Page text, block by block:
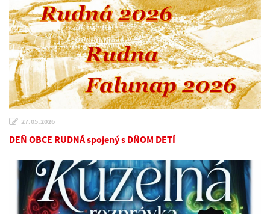
27.05.2026
DEŇ OBCE RUDNÁ spojený s DŇOM DETÍ